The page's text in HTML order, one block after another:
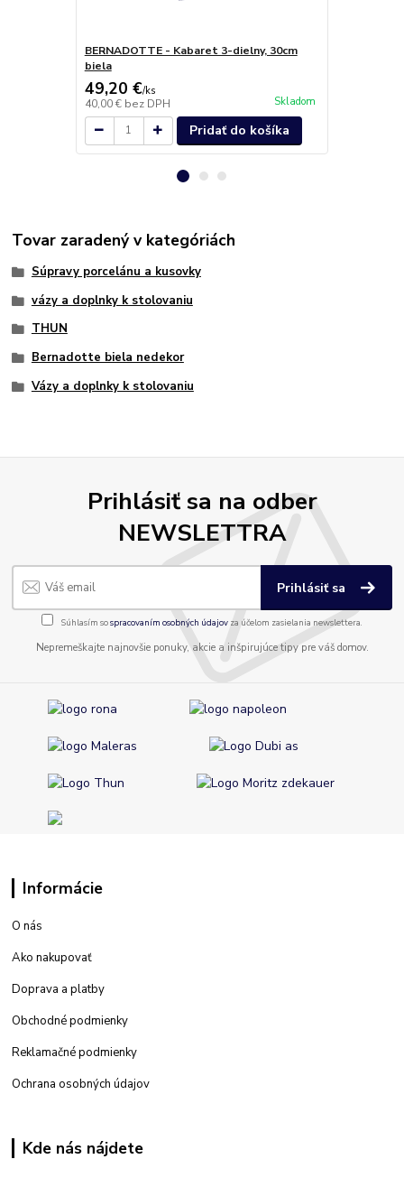
BERNADOTTE - Kabaret 3-dielny, 30cm
biela
49,20 €/ks
40,00 € bez DPH Skladom
Pridať do košíka
Tovar zaradený v kategóriách
Súpravy porcelánu a kusovky
vázy a doplnky k stolovaniu
THUN
Bernadotte biela nedekor
Vázy a doplnky k stolovaniu
Prihlásiť sa na odber
NEWSLETTRA
Prihlásiť sa
Súhlasím sospracovaním osobných údajov za účelom zasielania newslettera.
Nepremeškajte najnovšie ponuky, akcie a inšpirujúce tipy pre váš domov.
Informácie
O nás
Ako nakupovať
Doprava a platby
Obchodné podmienky
Reklamačné podmienky
Ochrana osobných údajov
Kde nás nájdete